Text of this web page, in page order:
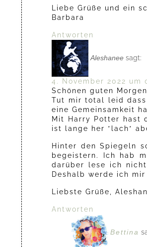
Liebe Grüße und ein
Barbara
Antworten
Aleshanee sagt:
4. November 2022 um
Schönen guten
Tut mir total leid dass
eine Gemeinsamkeit
Mit Harry Potter hast
ist lange her *lach*
Hinter den Spiegeln
begeistern. Ich hab
darüber lese ich
Deshalb werde ich
Liebste Grüße,
Antworten
Bettina